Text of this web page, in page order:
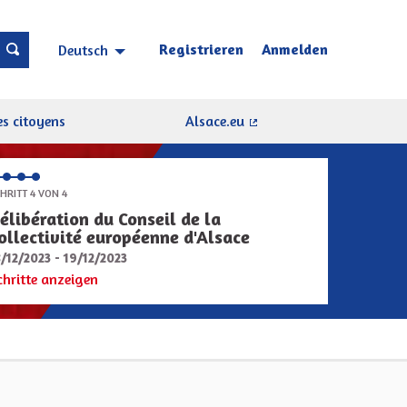
Deutsch Choisir la langue Sprache wählen
Registrieren Anmelden
citoyens
Alsace.eu
4 VON 4
du Conseil de la
européenne d'Alsace
12/2023 - 19/12/2023
anzeigen